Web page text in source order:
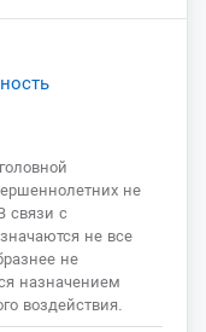
не
связи с
не все
не
назначением
воздействия.